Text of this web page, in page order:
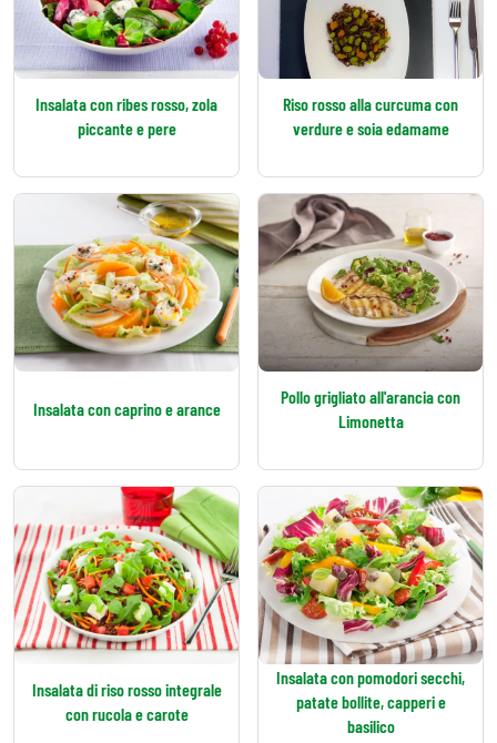
Insalata con ribes rosso, zola
piccante e pere
Riso rosso alla curcuma con
verdure e soia edamame
Insalata con caprino e arance
Pollo grigliato all'arancia con
Limonetta
Insalata di riso rosso integrale
con rucola e carote
Insalata con pomodori secchi,
patate bollite, capperi e
basilico